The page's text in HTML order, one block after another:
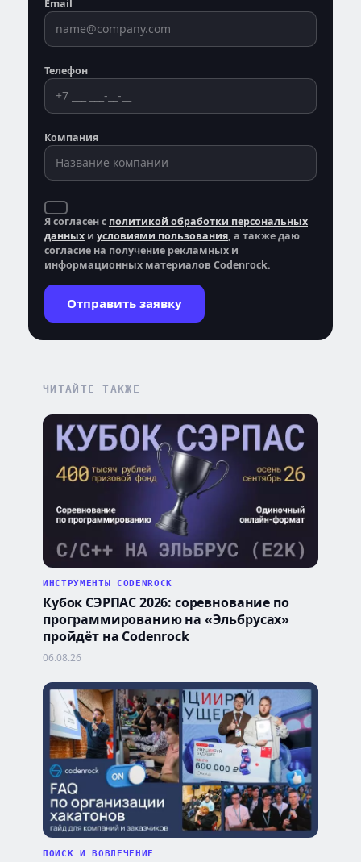
Email
Телефон
Компания
Я согласен с политикой обработки персональных
данных и условиями пользования, а также даю
согласие на получение рекламных и
информационных материалов Codenrock.
Отправить заявку
ЧИТАЙТЕ ТАКЖЕ
ИНСТРУМЕНТЫ CODENROCK
Кубок СЭРПАС 2026: соревнование по
программированию на «Эльбрусах»
пройдёт на Codenrock
06.08.26
ПОИСК И ВОВЛЕЧЕНИЕ